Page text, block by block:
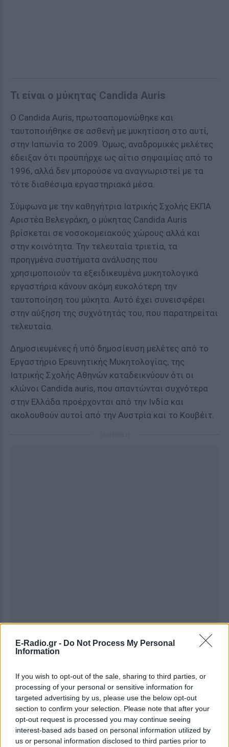
E-Radio.gr - Do Not Process My Personal
Information
If you wish to opt-out of the sale, sharing to third parties, or
processing of your personal or sensitive information for
targeted advertising by us, please use the below opt-out
section to confirm your selection. Please note that after your
opt-out request is processed you may continue seeing
interest-based ads based on personal information utilized by
us or personal information disclosed to third parties prior to
Τι είναι ο μύκητας Candida Auris
Ο Candida Αuris, πρωτοαπομονώθηκε και
ταυτοποιήθηκε σε ασθενή με μυκητίαση στο αυτί,
στην Ιαπωνία το 2009. Όμως, αναδρομικές μελέτες
έδειξαν ότι προϋπήρχε ως αίτιο σηψαιμίας από το
1996, αλλά δεν μπορούσε να αναγνωριστεί με τα
τότε διαθέσιμα εργαστηριακά μέσα.
Σύμφωνα με την καθηγήτρια Ιατρικής Σχολής ΕΚΠΑ
Αριστέα Βελεγράκη, ο μύκητας Candida Αuris
βρίσκεται σε νοσοκομειακούς χώρους αλλά και
στην κοινότητα. Την τελευταία τριετία, τα
προηγμένα συστήματα ανάλυσης που
χρησιμοποιούν τα εξειδικευμένα μυκητολογικά
εργαστήρια κάνουν ακόμη ευκολότερη την
ταυτοποίηση του μύκητα. Αυτό έχει συνεισφέρει
στην αύξηση της συχνότητάς του, που παρατηρείται
τελευταία.
Δημοσιευμένες ή υπό δημοσίευση μελέτες από το
Εργαστήριο Ερευνητικής Μυκητολογίας, της
Ιατρικής Σχολής Αθηνών καταδεικνύουν ότι οι
κλώνοι Candida auris, που απαντώνται συχνότερα
στην Ελλάδα προέρχονται από την Ινδία και
ακολουθούν αυτοί από την Αυστρία και το Κουβέιτ.
και μάθετε πρώτοι τα πιο hot νέα.
Για ακόμη περισσότερανέα, μπείτε στηνροή
ειδήσεωντου E-Daily.gr
Ακολουθήστε το E-Radio.gr και στο Instagram